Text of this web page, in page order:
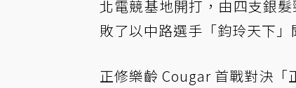
北電競基地開打，由四支銀
敗了以中路選手「鈞玲天下
正修樂齡 Cougar 首戰對決